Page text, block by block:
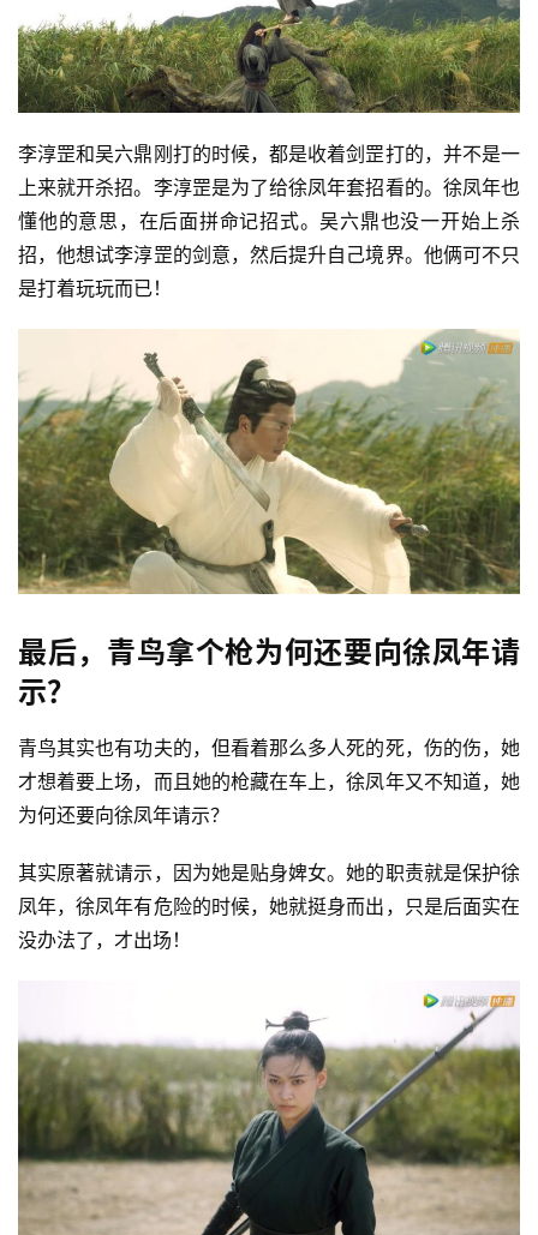
投
稿
每
日
好
诗
李淳罡和吴六鼎刚打的时候，都是收着剑罡打的，并不是一
上来就开杀招。李淳罡是为了给徐凤年套招看的。徐凤年也
懂他的意思，在后面拼命记招式。吴六鼎也没一开始上杀
招，他想试李淳罡的剑意，然后提升自己境界。他俩可不只
是打着玩玩而已！
最后，青鸟拿个枪为何还要向徐凤年请
示？
青鸟其实也有功夫的，但看着那么多人死的死，伤的伤，她
才想着要上场，而且她的枪藏在车上，徐凤年又不知道，她
为何还要向徐凤年请示？
其实原著就请示，因为她是贴身婢女。她的职责就是保护徐
凤年，徐凤年有危险的时候，她就挺身而出，只是后面实在
没办法了，才出场！